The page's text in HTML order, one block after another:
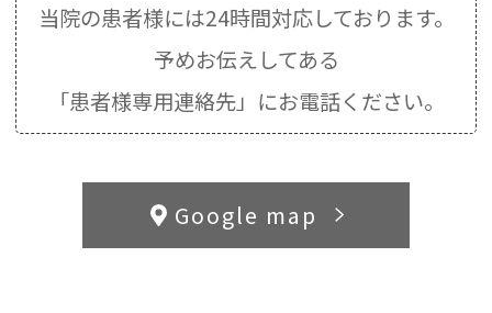
当院の患者様には24時間対応しております。
予めお伝えしてある
「患者様専用連絡先」にお電話ください。
Google map